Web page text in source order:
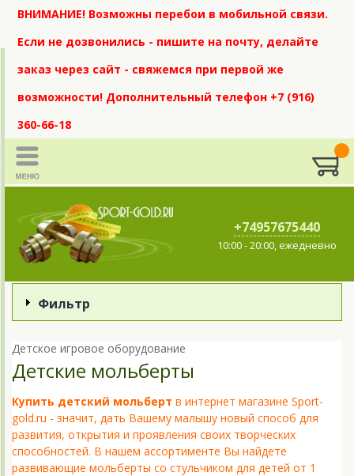
ВНИМАНИЕ! Возможны перебои в мобильной связи.
Если не дозвонились - пишите на почту, делайте
заказ через сайт - свяжемся при первой же
возможности! Дополнительный телефон +7 (916)
360-66-18
+74957675440
10:00 - 20:00, ежедневно
Фильтр
Детское игровое оборудование
Детские мольберты
Купить детский мольберт в интернет магазине Sport-
gold.ru - значит, дать Вашему малышу новый способ для
развития, открытия и проявления своих творческих
способностей. В нашем ассортименте Вы найдете
развивающие мольберты со стульчиком для детей от 1